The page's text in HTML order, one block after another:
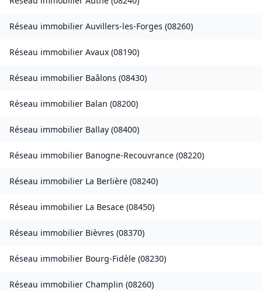
Réseau immobilier Auvillers-les-Forges (08260)
Réseau immobilier Avaux (08190)
Réseau immobilier Baâlons (08430)
Réseau immobilier Balan (08200)
Réseau immobilier Ballay (08400)
Réseau immobilier Banogne-Recouvrance (08220)
Réseau immobilier La Berlière (08240)
Réseau immobilier La Besace (08450)
Réseau immobilier Bièvres (08370)
Réseau immobilier Bourg-Fidèle (08230)
Réseau immobilier Champlin (08260)